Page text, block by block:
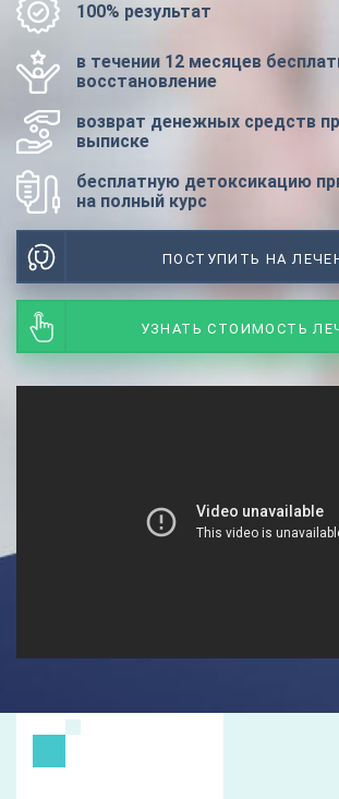
100% результат
в течении 12 месяцев
восстановление
возврат денежных средств
выписке
бесплатную детоксикацию
на полный курс
ПОСТУПИТЬ НА
УЗНАТЬ СТОИМОСТЬ